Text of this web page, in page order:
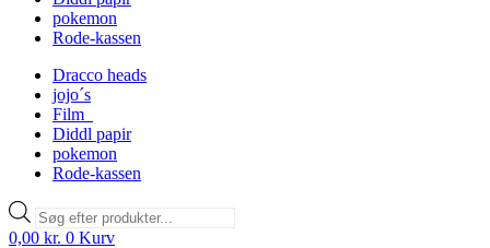
pokemon
Rode-kassen
Dracco heads
jojo´s
Film
Diddl papir
pokemon
Rode-kassen
Products
search
0,00 kr. 0 Kurv